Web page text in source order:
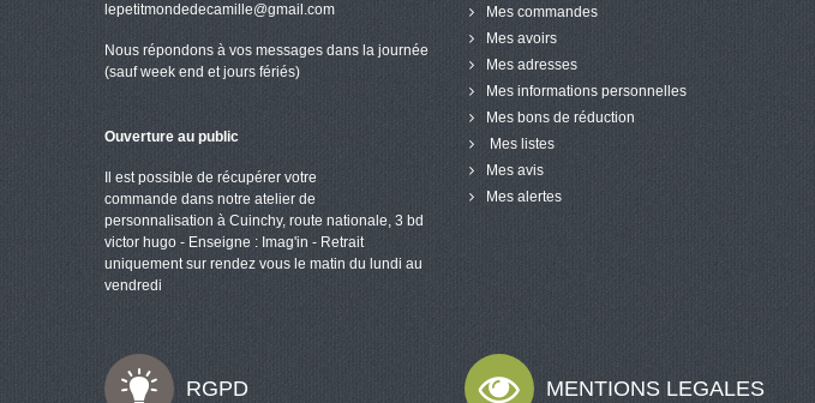
RGPD MENTIONS LEGALES
lepetitmondedecamille@gmail.com
Nous répondons à vos messages dans la journée
(sauf week end et jours fériés)
Ouverture au public
Il est possible de récupérer votre
commande dans notre atelier de
personnalisation à Cuinchy, route nationale, 3 bd
victor hugo - Enseigne : Imag'in - Retrait
uniquement sur rendez vous le matin du lundi au
vendredi
Mes commandes
Mes avoirs
Mes adresses
Mes informations personnelles
Mes bons de réduction
Mes listes
Mes avis
Mes alertes